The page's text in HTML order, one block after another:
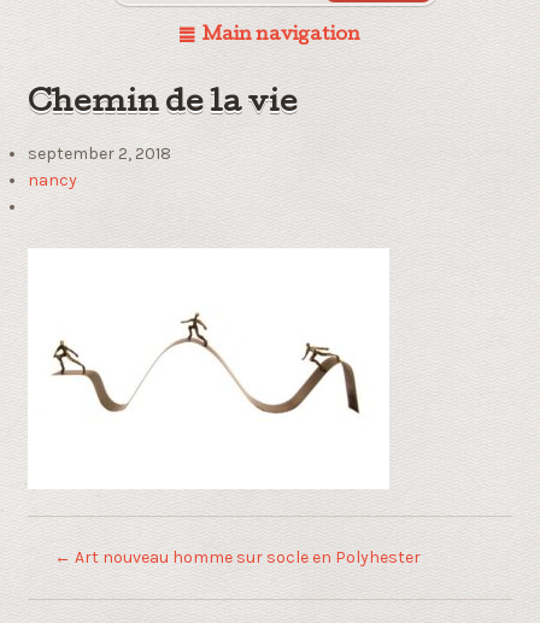
Main navigation
Chemin de la vie
september 2, 2018
nancy
← Art nouveau homme sur socle en Polyhester